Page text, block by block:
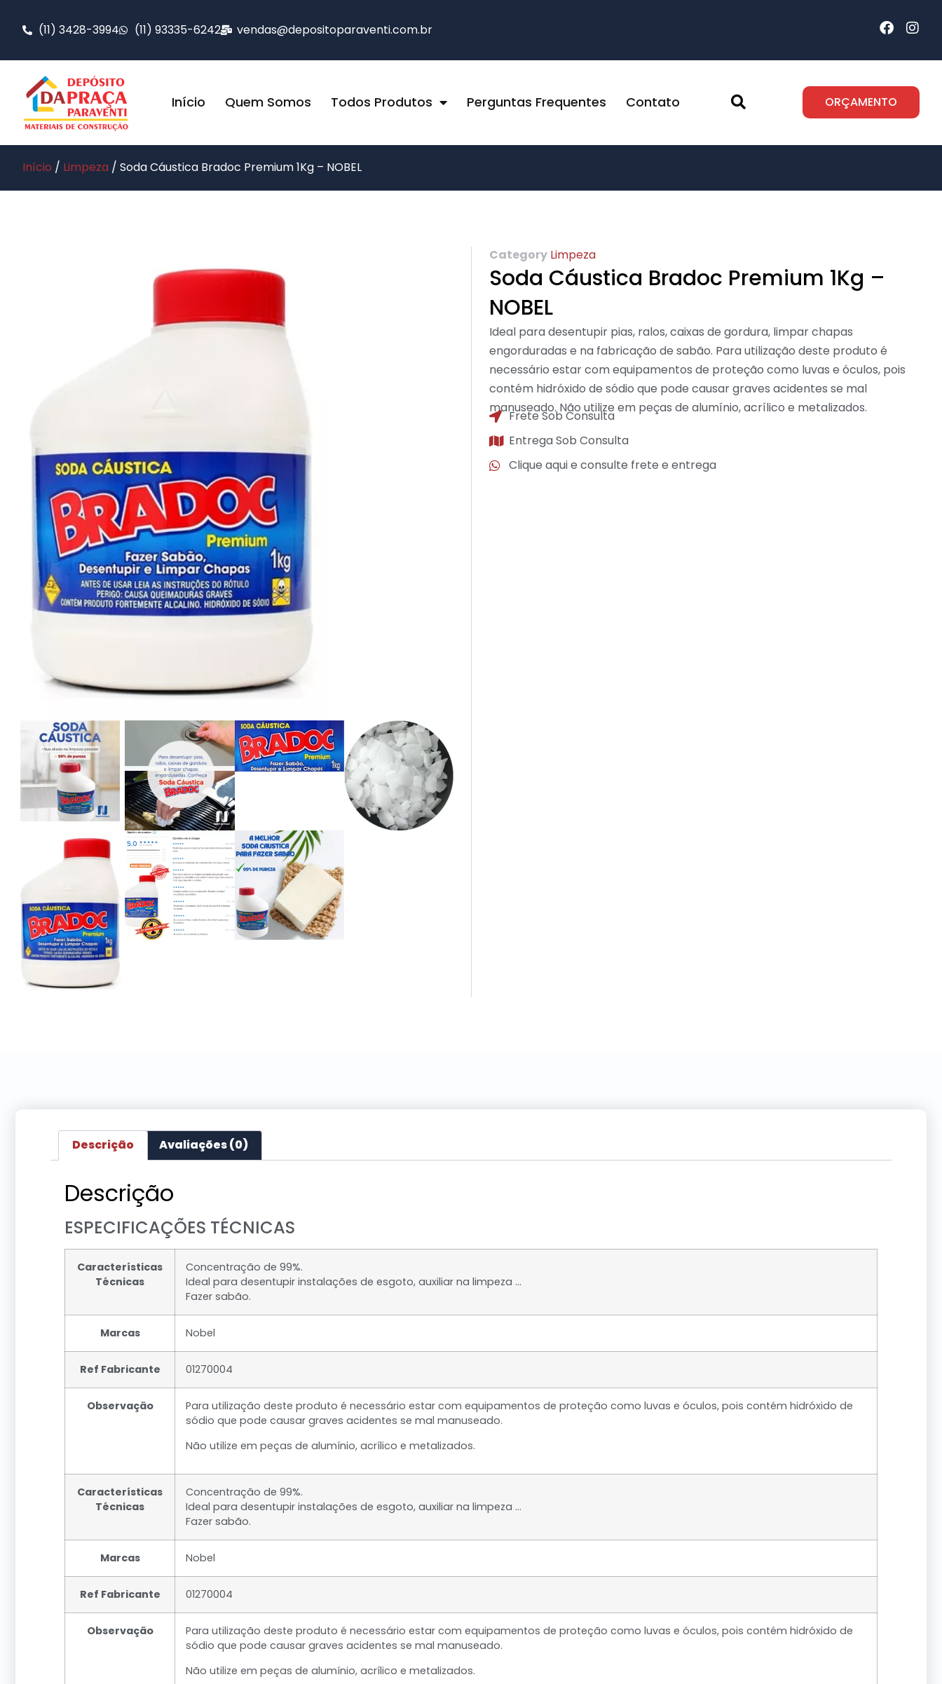
(11) 3428-3994 (11) 93335-6242 vendas@depositoparaventi.com.br
Início Quem Somos Todos Produtos Perguntas Frequentes Contato ORÇAMENTO
Início / Limpeza / Soda Cáustica Bradoc Premium 1Kg – NOBEL
Category Limpeza
Soda Cáustica Bradoc Premium 1Kg –
NOBEL
Ideal para desentupir pias, ralos, caixas de gordura, limpar chapas
engorduradas e na fabricação de sabão. Para utilização deste produto é
necessário estar com equipamentos de proteção como luvas e óculos, pois
contém hidróxido de sódio que pode causar graves acidentes se mal
manuseado. Não utilize em peças de alumínio, acrílico e metalizados.
Frete Sob Consulta
Entrega Sob Consulta
Clique aqui e consulte frete e entrega
Descrição Avaliações (0)
Descrição
ESPECIFICAÇÕES TÉCNICAS
Características
Técnicas
Concentração de 99%.
Ideal para desentupir instalações de esgoto, auxiliar na limpeza …
Fazer sabão.
Marcas Nobel
Ref Fabricante 01270004
Observação
Para utilização deste produto é necessário estar com equipamentos de proteção como luvas e óculos, pois contém hidróxido de
sódio que pode causar graves acidentes se mal manuseado.
Não utilize em peças de alumínio, acrílico e metalizados.
Características
Técnicas
Concentração de 99%.
Ideal para desentupir instalações de esgoto, auxiliar na limpeza …
Fazer sabão.
Marcas Nobel
Ref Fabricante 01270004
Observação
Para utilização deste produto é necessário estar com equipamentos de proteção como luvas e óculos, pois contém hidróxido de
sódio que pode causar graves acidentes se mal manuseado.
Não utilize em peças de alumínio, acrílico e metalizados.